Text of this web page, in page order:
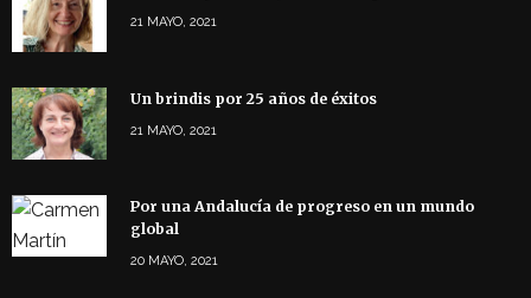
21 MAYO, 2021
Un brindis por 25 años de éxitos
21 MAYO, 2021
Por una Andalucía de progreso en un mundo
global
20 MAYO, 2021